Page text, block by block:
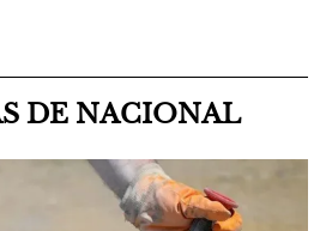
DE NACIONAL